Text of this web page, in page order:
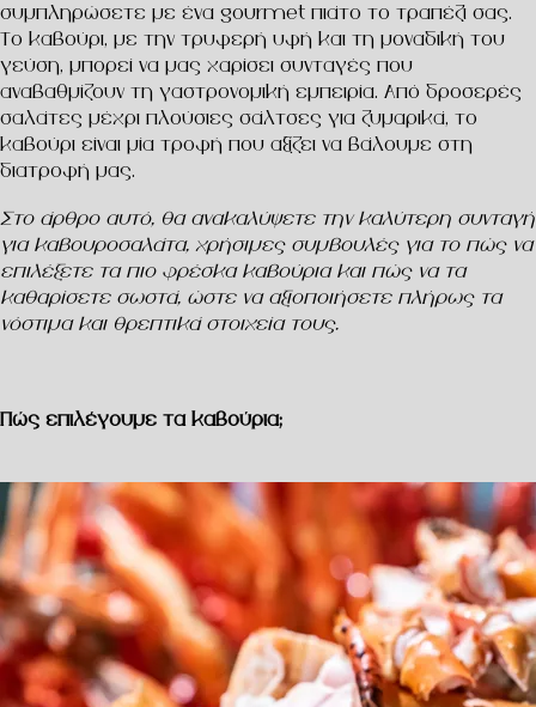
συμπληρώσετε με ένα gourmet πιάτο το τραπέζι σας.
Το καβούρι, με την τρυφερή υφή και τη μοναδική του
γεύση, μπορεί να μας χαρίσει συνταγές που
αναβαθμίζουν τη γαστρονομική εμπειρία. Από δροσερές
σαλάτες μέχρι πλούσιες σάλτσες για ζυμαρικά, το
καβούρι είναι μία τροφή που αξίζει να βάλουμε στη
διατροφή μας.
Στο άρθρο αυτό, θα ανακαλύψετε την καλύτερη συνταγή
για καβουροσαλάτα, χρήσιμες συμβουλές για το πώς να
επιλέξετε τα πιο φρέσκα καβούρια και πώς να τα
καθαρίσετε σωστά, ώστε να αξιοποιήσετε πλήρως τα
νόστιμα και θρεπτικά στοιχεία τους.
Πώς επιλέγουμε τα καβούρια;